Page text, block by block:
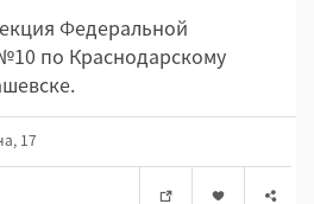
Федеральной
по Краснодарскому
17